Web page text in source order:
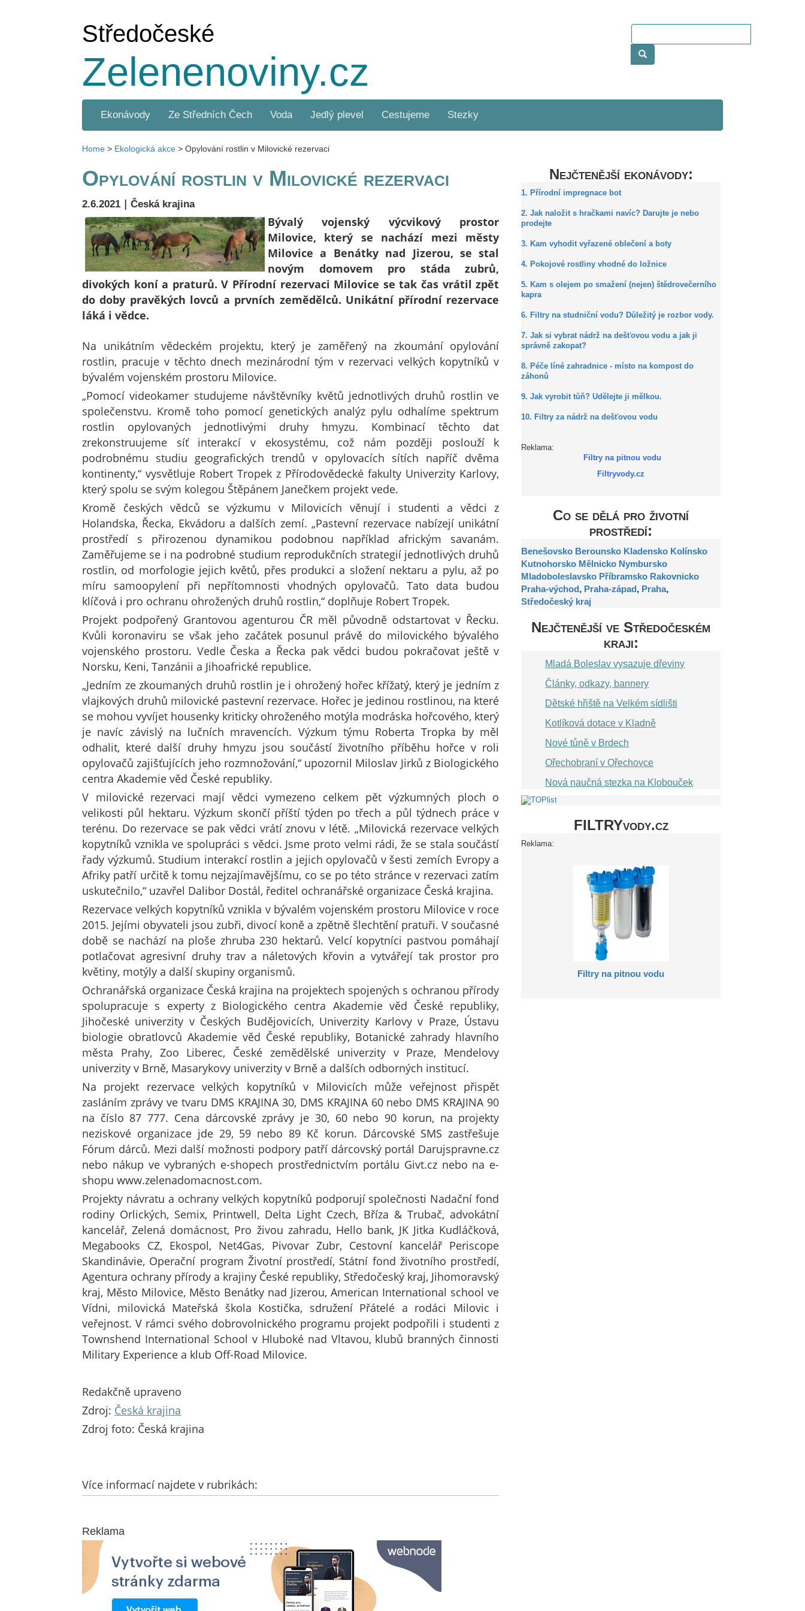
Středočeské
Zelenenoviny.cz
Ekonávody Ze Středních Čech Voda Jedlý plevel Cestujeme Stezky
Home > Ekologická akce > Opylování rostlin v Milovické rezervaci
Opylování rostlin v Milovické rezervaci
2.6.2021 | Česká krajina
Bývalý vojenský výcvikový prostor
Milovice, který se nachází mezi městy
Milovice a Benátky nad Jizerou, se stal
novým domovem pro stáda zubrů,
divokých koní a praturů. V Přírodní rezervaci Milovice se tak čas vrátil zpět
do doby pravěkých lovců a prvních zemědělců. Unikátní přírodní rezervace
láká i vědce.
Na unikátním vědeckém projektu, který je zaměřený na zkoumání opylování
rostlin, pracuje v těchto dnech mezinárodní tým v rezervaci velkých kopytníků v
bývalém vojenském prostoru Milovice.
„Pomocí videokamer studujeme návštěvníky květů jednotlivých druhů rostlin ve
společenstvu. Kromě toho pomocí genetických analýz pylu odhalíme spektrum
rostlin opylovaných jednotlivými druhy hmyzu. Kombinací těchto dat
zrekonstruujeme síť interakcí v ekosystému, což nám později poslouží k
podrobnému studiu geografických trendů v opylovacích sítích napříč dvěma
kontinenty,“ vysvětluje Robert Tropek z Přírodovědecké fakulty Univerzity Karlovy,
který spolu se svým kolegou Štěpánem Janečkem projekt vede.
Kromě českých vědců se výzkumu v Milovicích věnují i studenti a vědci z
Holandska, Řecka, Ekvádoru a dalších zemí. „Pastevní rezervace nabízejí unikátní
prostředí s přirozenou dynamikou podobnou například africkým savanám.
Zaměřujeme se i na podrobné studium reprodukčních strategií jednotlivých druhů
rostlin, od morfologie jejich květů, přes produkci a složení nektaru a pylu, až po
míru samoopylení při nepřítomnosti vhodných opylovačů. Tato data budou
klíčová i pro ochranu ohrožených druhů rostlin,“ doplňuje Robert Tropek.
Projekt podpořený Grantovou agenturou ČR měl původně odstartovat v Řecku.
Kvůli koronaviru se však jeho začátek posunul právě do milovického bývalého
vojenského prostoru. Vedle Česka a Řecka pak vědci budou pokračovat ještě v
Norsku, Keni, Tanzánii a Jihoafrické republice.
„Jedním ze zkoumaných druhů rostlin je i ohrožený hořec křížatý, který je jedním z
vlajkových druhů milovické pastevní rezervace. Hořec je jedinou rostlinou, na které
se mohou vyvíjet housenky kriticky ohroženého motýla modráska hořcového, který
je navíc závislý na lučních mravencích. Výzkum týmu Roberta Tropka by měl
odhalit, které další druhy hmyzu jsou součástí životního příběhu hořce v roli
opylovačů zajišťujících jeho rozmnožování,“ upozornil Miloslav Jirků z Biologického
centra Akademie věd České republiky.
V milovické rezervaci mají vědci vymezeno celkem pět výzkumných ploch o
velikosti půl hektaru. Výzkum skončí příští týden po třech a půl týdnech práce v
terénu. Do rezervace se pak vědci vrátí znovu v létě. „Milovická rezervace velkých
kopytníků vznikla ve spolupráci s vědci. Jsme proto velmi rádi, že se stala součástí
řady výzkumů. Studium interakcí rostlin a jejich opylovačů v šesti zemích Evropy a
Afriky patří určitě k tomu nejzajímavějšímu, co se po této stránce v rezervaci zatím
uskutečnilo,“ uzavřel Dalibor Dostál, ředitel ochranářské organizace Česká krajina.
Rezervace velkých kopytníků vznikla v bývalém vojenském prostoru Milovice v roce
2015. Jejími obyvateli jsou zubři, divocí koně a zpětně šlechtění pratuři. V současné
době se nachází na ploše zhruba 230 hektarů. Velcí kopytníci pastvou pomáhají
potlačovat agresivní druhy trav a náletových křovin a vytvářejí tak prostor pro
květiny, motýly a další skupiny organismů.
Ochranářská organizace Česká krajina na projektech spojených s ochranou přírody
spolupracuje s experty z Biologického centra Akademie věd České republiky,
Jihočeské univerzity v Českých Budějovicích, Univerzity Karlovy v Praze, Ústavu
biologie obratlovců Akademie věd České republiky, Botanické zahrady hlavního
města Prahy, Zoo Liberec, České zemědělské univerzity v Praze, Mendelovy
univerzity v Brně, Masarykovy univerzity v Brně a dalších odborných institucí.
Na projekt rezervace velkých kopytníků v Milovicích může veřejnost přispět
zasláním zprávy ve tvaru DMS KRAJINA 30, DMS KRAJINA 60 nebo DMS KRAJINA 90
na číslo 87 777. Cena dárcovské zprávy je 30, 60 nebo 90 korun, na projekty
neziskové organizace jde 29, 59 nebo 89 Kč korun. Dárcovské SMS zastřešuje
Fórum dárců. Mezi další možnosti podpory patří dárcovský portál Darujspravne.cz
nebo nákup ve vybraných e-shopech prostřednictvím portálu Givt.cz nebo na e-
shopu www.zelenadomacnost.com.
Projekty návratu a ochrany velkých kopytníků podporují společnosti Nadační fond
rodiny Orlických, Semix, Printwell, Delta Light Czech, Bříza & Trubač, advokátní
kancelář, Zelená domácnost, Pro živou zahradu, Hello bank, JK Jitka Kudláčková,
Megabooks CZ, Ekospol, Net4Gas, Pivovar Zubr, Cestovní kancelář Periscope
Skandinávie, Operační program Životní prostředí, Státní fond životního prostředí,
Agentura ochrany přírody a krajiny České republiky, Středočeský kraj, Jihomoravský
kraj, Město Milovice, Město Benátky nad Jizerou, American International school ve
Vídni, milovická Mateřská škola Kostička, sdružení Přátelé a rodáci Milovic i
veřejnost. V rámci svého dobrovolnického programu projekt podpořili i studenti z
Townshend International School v Hluboké nad Vltavou, klubů branných činnosti
Military Experience a klub Off-Road Milovice.
Redakčně upraveno
Zdroj: Česká krajina
Zdroj foto: Česká krajina
Více informací najdete v rubrikách:
Reklama
Nejčtenější ekonávody:
1. Přírodní impregnace bot
2. Jak naložit s hračkami navíc? Darujte je nebo
prodejte
3. Kam vyhodit vyřazené oblečení a boty
4. Pokojové rostliny vhodné do ložnice
5. Kam s olejem po smažení (nejen) štědrovečerního
kapra
6. Filtry na studniční vodu? Důležitý je rozbor vody.
7. Jak si vybrat nádrž na dešťovou vodu a jak ji
správně zakopat?
8. Péče líné zahradnice - místo na kompost do
záhonů
9. Jak vyrobit tůň? Udělejte ji mělkou.
10. Filtry za nádrž na dešťovou vodu
Reklama:
Filtry na pitnou vodu
Filtryvody.cz
Co se dělá pro životní
prostředí:
Benešovsko Berounsko Kladensko Kolínsko
Kutnohorsko Mělnicko Nymbursko
Mladoboleslavsko Příbramsko Rakovnicko
Praha-východ, Praha-západ, Praha,
Středočeský kraj
Nejčtenější ve Středočeském
kraji:
Mladá Boleslav vysazuje dřeviny
Články, odkazy, bannery
Dětské hřiště na Velkém sídlišti
Kotlíková dotace v Kladně
Nové tůně v Brdech
Ořechobraní v Ořechovce
Nová naučná stezka na Klobouček
FILTRYvody.cz
Reklama:
Filtry na pitnou vodu